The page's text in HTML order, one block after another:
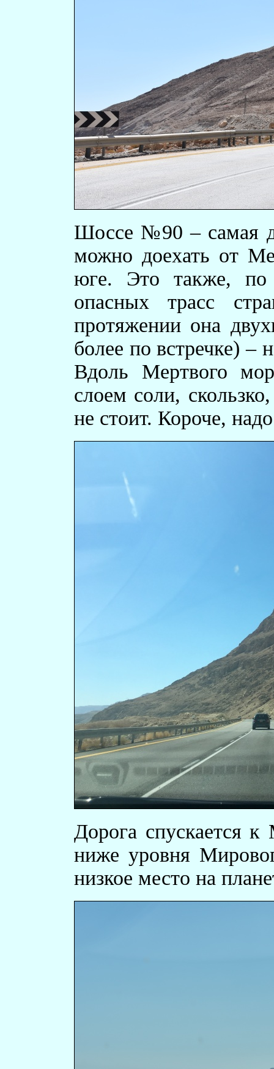
Шоссе №90 – самая
можно доехать от
юге. Это также, по
опасных трасс
протяжении она
более по встречке) –
Вдоль Мертвого
слоем соли,
не стоит. Короче,
Дорога спускается
ниже уровня
низкое место на